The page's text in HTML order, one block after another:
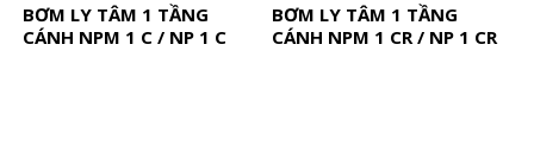
BƠM LY TÂM 1 TẦNG
CÁNH NPM 1 C / NP 1 C
BƠM LY TÂM 1 TẦNG
CÁNH NPM 1 CR / NP 1 CR